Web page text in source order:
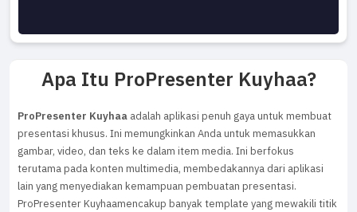
Apa Itu ProPresenter Kuyhaa?
ProPresenter Kuyhaa adalah aplikasi penuh gaya untuk membuat
presentasi khusus. Ini memungkinkan Anda untuk memasukkan
gambar, video, dan teks ke dalam item media. Ini berfokus
terutama pada konten multimedia, membedakannya dari aplikasi
lain yang menyediakan kemampuan pembuatan presentasi.
ProPresenter Kuyhaamencakup banyak template yang mewakili titik